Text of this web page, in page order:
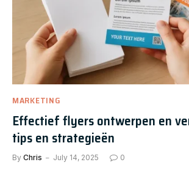
MARKETING
Effectief flyers ontwerpen en
tips en strategieën
By Chris July 14, 2025 0